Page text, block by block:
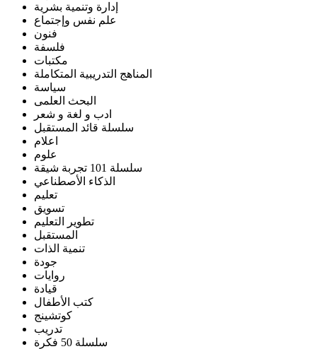
إدارة وتنمية بشرية
علم نفس وإجتماع
فنون
فلسفة
مكتبات
المناهج التدريبية المتكاملة
سياسة
البحث العلمى
ادب و لغة و شعر
سلسلة قائد المستقبل
اعلام
علوم
سلسلة 101 تجربة شيقة
الذكاء الأصطناعي
تعليم
تسويق
تطوير التعليم
المستقبل
تنمية الذات
جودة
روايات
قيادة
كتب الأطفال
كوتشينج
تدريب
سلسلة 50 فكرة